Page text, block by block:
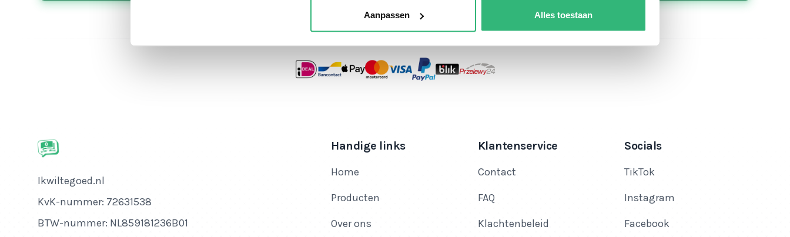
Aanpassen Alles toestaan
Bedrijfsnaam
Ikwiltegoed.nl
KvK-nummer
KvK-nummer: 72631538
BTW-nummer
BTW-nummer: NL859181236B01
Handige links
Home
Producten
Over ons
Klantenservice
Contact
FAQ
Klachtenbeleid
Socials
TikTok
Instagram
Facebook